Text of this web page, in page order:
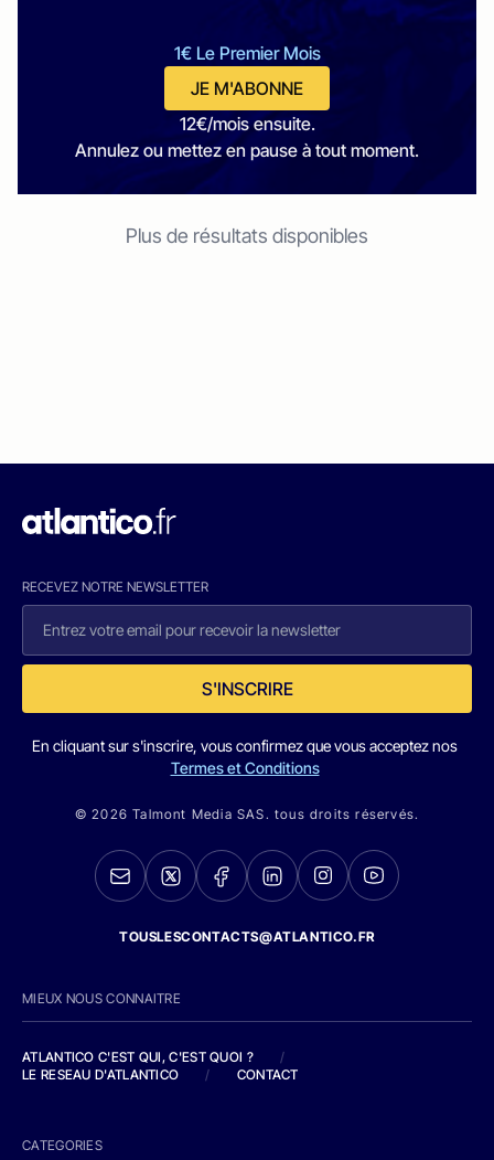
1€ Le Premier Mois
JE M'ABONNE
12€/mois ensuite.
Annulez ou mettez en pause à tout moment.
Plus de résultats disponibles
RECEVEZ NOTRE NEWSLETTER
S'INSCRIRE
En cliquant sur s'inscrire, vous confirmez que vous acceptez nos
Termes et Conditions
© 2026 Talmont Media SAS. tous droits réservés.
TOUSLESCONTACTS@ATLANTICO.FR
MIEUX NOUS CONNAITRE
ATLANTICO C'EST QUI, C'EST QUOI ?
/
LE RESEAU D'ATLANTICO
/ CONTACT
CATEGORIES